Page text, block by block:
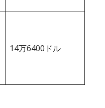
14万6400ドル